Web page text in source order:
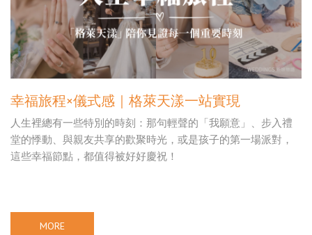
幸福旅程×儀式感｜格萊天漾一站實現
人生裡總有一些特別的時刻：那句輕聲的「我願意」、步入禮
堂的悸動、與親友共享的歡聚時光，或是孩子的第一場派對，
這些幸福節點，都值得被好好慶祝！
MORE